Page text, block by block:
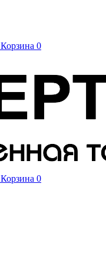
Корзина 0
Корзина 0